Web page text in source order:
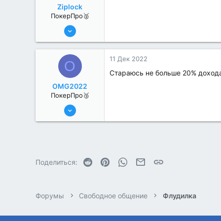
Ziplock
ПокерПро🥈
13 Июн 2022
0
O
OMG2022
ПокерПро🥉
25 Июл 2022
11 Дек 2022
Стараюсь не больше 20%
Поделиться: Reddit PinterestWhatsAppЭлектронная почта
Форумы Свободное общение Флудилка